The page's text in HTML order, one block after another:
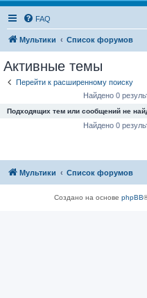
FAQ
Мультики Список форумов
Активные темы
Перейти к расширенному поиску
Найдено 0
Подходящих тем или сообщений не
Найдено 0
Мультики Список форумов
Создано на основе phpBB